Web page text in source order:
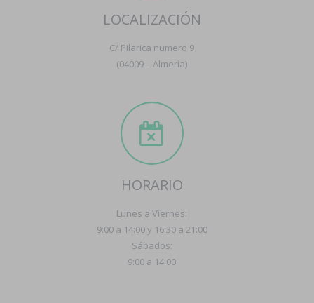
LOCALIZACIÓN
C/ Pilarica numero 9
(04009 – Almería)
HORARIO
Lunes a Viernes:
9:00 a 14:00 y 16:30 a 21:00
Sábados:
9:00 a 14:00